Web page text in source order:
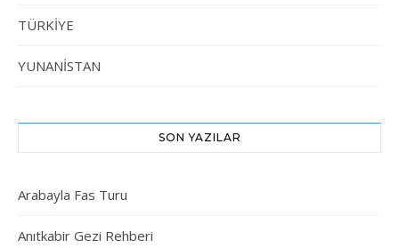
TÜRKİYE
YUNANİSTAN
SON YAZILAR
Arabayla Fas Turu
Anıtkabir Gezi Rehberi